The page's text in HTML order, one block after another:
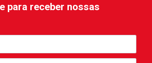
para receber nossas